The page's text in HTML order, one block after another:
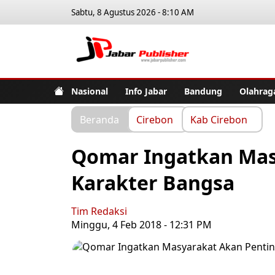
Sabtu, 8 Agustus 2026 - 8:10 AM
Nasional Info Jabar Bandung
Beranda Cirebon Kab Cirebon
Qomar Ingatkan
Karakter Bangsa
Tim Redaksi
Minggu, 4 Feb 2018 - 12:31 PM